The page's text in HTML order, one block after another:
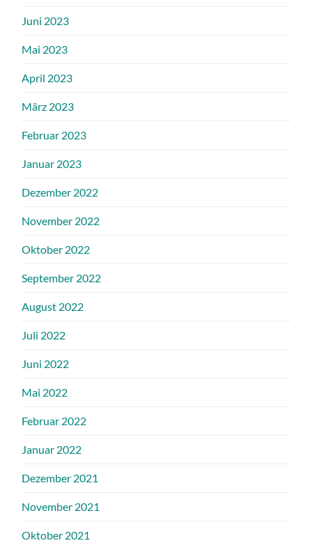
Juni 2023
Mai 2023
April 2023
März 2023
Februar 2023
Januar 2023
Dezember 2022
November 2022
Oktober 2022
September 2022
August 2022
Juli 2022
Juni 2022
Mai 2022
Februar 2022
Januar 2022
Dezember 2021
November 2021
Oktober 2021